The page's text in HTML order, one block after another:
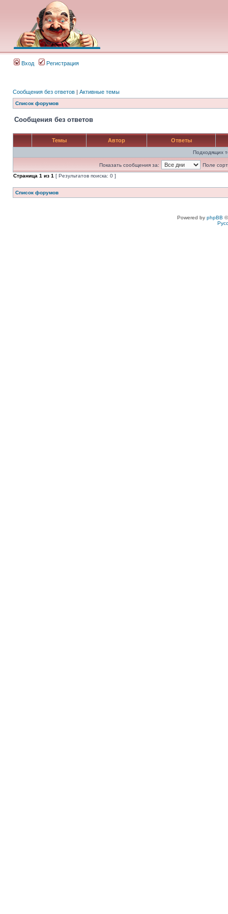
Вход Регистрация
Сообщения без ответов | Активные темы
Список форумов
Сообщения без ответов
Темы Автор Ответы
Подходящих
Показать сообщения за:
Поле
Страница 1 из 1 [ Результатов поиска: 0 ]
Список форумов
Powered by phpBB